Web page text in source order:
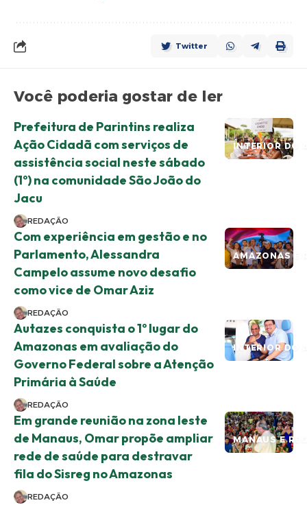
Twitter
Você poderia gostar de ler
INTERIOR DO
Prefeitura de Parintins realiza
Ação Cidadã com serviços de
assistência social neste sábado
(1º) na comunidade São João do
Jacu
REDAÇÃO
AMAZONAS E
Com experiência em gestão e no
Parlamento, Alessandra
Campelo assume novo desafio
como vice de Omar Aziz
REDAÇÃO
INTERIOR DO
Autazes conquista o 1º lugar do
Amazonas em avaliação do
Governo Federal sobre a Atenção
Primária à Saúde
REDAÇÃO
MANAUS E
Em grande reunião na zona leste
de Manaus, Omar propõe ampliar
rede de saúde para destravar
fila do Sisreg no Amazonas
REDAÇÃO